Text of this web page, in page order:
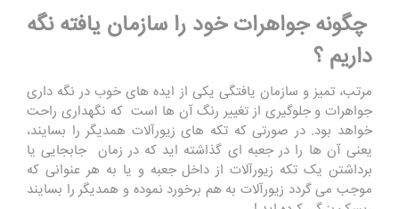
چگونه جواهرات خود را سازمان یافته نگه
داریم ؟
مرتب، تمیز و سازمان یافتگی یکی از ایده های خوب در نگه داری
جواهرات و جلوگیری از تغییر رنگ آن ها است که نگهداری راحت
خواهد بود. در صورتی که تکه های زیورآلات همدیگر را بسایند،
یعنی آن ها را در جعبه ای گذاشته اید که در زمان جابجایی یا
برداشتن یک تکه زیورآلات از داخل جعبه و یا به هر عنوانی که
موجب می گردد زیورآلات به هم برخورد نموده و همدیگر را بسایند